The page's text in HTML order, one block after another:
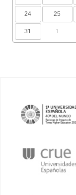
24 25
31 1